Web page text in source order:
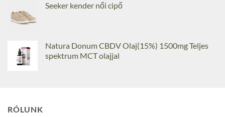
Seeker kender női cipő
Natura Donum CBDV Olaj(15%) 1500mg Teljes
spektrum MCT olajjal
RÓLUNK